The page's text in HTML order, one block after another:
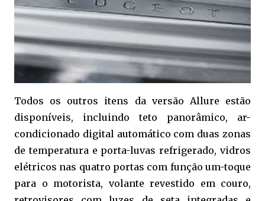
Todos os outros itens da versão Allure estão
disponíveis, incluindo teto panorâmico, ar-
condicionado digital automático com duas zonas
de temperatura e porta-luvas refrigerado, vidros
elétricos nas quatro portas com função um-toque
para o motorista, volante revestido em couro,